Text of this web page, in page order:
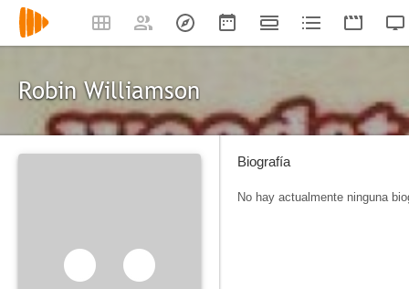
Robin Williamson
Biografía
No hay actualmente ninguna